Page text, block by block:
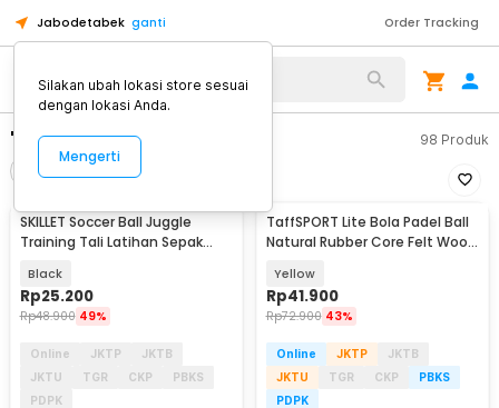
Jabodetabek ganti Order Tracking
"bola kali" 98 Produk
Urutkan
SKILLET Soccer Ball Juggle
Training Tali Latihan Sepak
Black
Rp25.200
Rp48.900 49%
Online JKTP
JKTB
JKTU
TGR CKP
PBKS
PDPK
TaffSPORT Lite Bola Padel Ball
Natural Rubber Core Felt Wool
Yellow
Rp41.900
Rp72.900 43%
Online JKTP
JKTB
JKTU
TGR CKP
PBKS
PDPK
Silakan ubah lokasi store sesuai
dengan lokasi Anda.
Mengerti